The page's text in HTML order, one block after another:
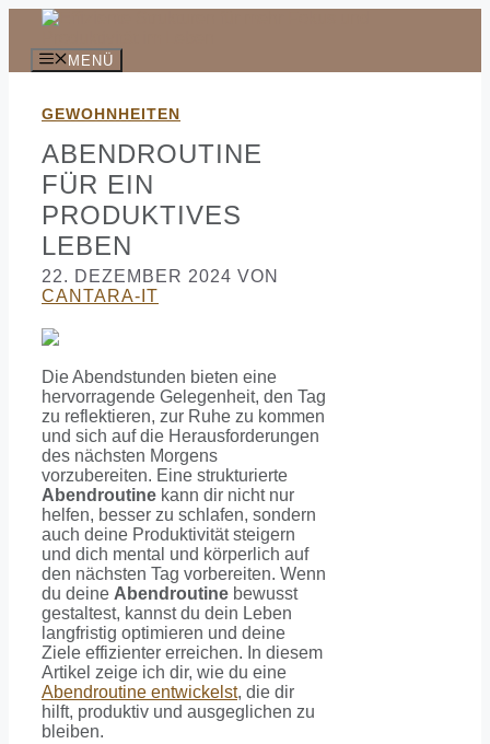
springenMENÜ
GEWOHNHEITEN
ABENDROUTINE
FÜR EIN
PRODUKTIVES
LEBEN
22. DEZEMBER 2024 VON
CANTARA-IT
Die Abendstunden bieten eine
hervorragende Gelegenheit, den Tag
zu reflektieren, zur Ruhe zu kommen
und sich auf die Herausforderungen
des nächsten Morgens
vorzubereiten. Eine strukturierte
Abendroutine kann dir nicht nur
helfen, besser zu schlafen, sondern
auch deine Produktivität steigern
und dich mental und körperlich auf
den nächsten Tag vorbereiten. Wenn
du deine Abendroutine bewusst
gestaltest, kannst du dein Leben
langfristig optimieren und deine
Ziele effizienter erreichen. In diesem
Artikel zeige ich dir, wie du eine
Abendroutine entwickelst, die dir
hilft, produktiv und ausgeglichen zu
bleiben.